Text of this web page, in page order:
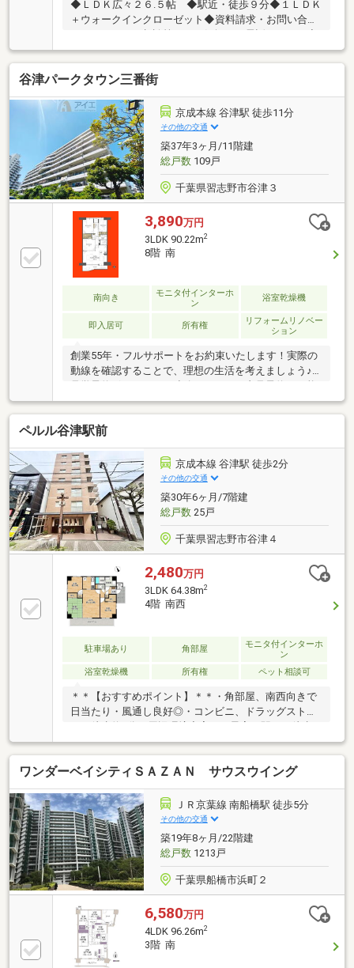
◆ＬＤＫ広々２６.５帖 ◆駅近・徒歩９分◆１ＬＤＫ
＋ウォークインクローゼット◆資料請求・お問い合わ
せ・ローンのご相談等、 お気軽にお電話下さい。◆
担当：瀧 ＴＥＬ：０９０－４６０４－５８３１
谷津パークタウン三番街
京成本線 谷津駅 徒歩11分
その他の交通
築37年3ヶ月/11階建
総戸数109戸
千葉県習志野市谷津３
3,890万円
3LDK 90.22m2
8階 南
南向き
モニタ付インターホ
ン
浴室乾燥機
即入居可 所有権
リフォームリノベー
ション
創業55年・フルサポートをお約束いたします！実際の
動線を確認することで、理想の生活を考えましょう♪
見学予約ボタンより、連絡不要ですぐ内見予約が可能
です・物件おすすめポイント・□大画面ＴＶも余裕、
インテリアプランが考えやすいワイドなリビング■お
子様のお留守番にも安心、訪問者を確認できるＴＶモ
ニタ・インタホン付き□全居室収納付きで「自分の物
は自分でしまう」が自然に身に付く間取り■浴室には
浴室乾燥機つき、湿気を排しカビ防止に大活躍。冬季
のヒートショック緩和に
ペルル谷津駅前
京成本線 谷津駅 徒歩2分
その他の交通
築30年6ヶ月/7階建
総戸数25戸
千葉県習志野市谷津４
2,480万円
3LDK 64.38m2
4階 南西
駐車場あり 角部屋
モニタ付インターホ
ン
浴室乾燥機
所有権 ペット相談可
＊＊【おすすめポイント】＊＊・角部屋、南西向きで
日当たり・風通し良好◎・コンビニ、ドラッグストア
約2分でアクセス良好◎・各居室収納有、WICもあるた
めお部屋がすっきりまとまります。＊＊【周辺環境】
＊＊・ヨークマート谷津店 徒歩約7分・ローソン習
志野谷津店 徒歩約2分・くすりの福太郎谷津駅前
店 徒歩約2分・京葉銀行津田沼駅前店 徒歩約17
分・習志野谷津郵便局 徒歩約3分・谷津保険病院
（内科/消化器科/外科） 徒歩約2分・向山小学校 徒
歩約10分・第一中学校 徒歩約15分・谷津南保育所
徒歩約4分
ワンダーベイシティＳＡＺＡＮ サウスウイング
ＪＲ京葉線 南船橋駅 徒歩5分
その他の交通
築19年8ヶ月/22階建
総戸数1213戸
千葉県船橋市浜町２
6,580万円
4LDK 96.26m2
3階 南